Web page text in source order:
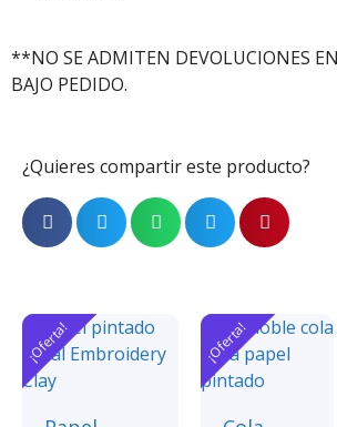
**NO SE ADMITEN DEVOLUCIONES
BAJO PEDIDO.
¿Quieres compartir este producto?
¡Oferta! ¡Oferta!